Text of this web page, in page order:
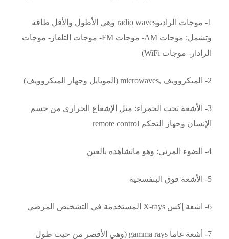
1- موجات الراديوradio waves وهي الأطول والأقل طاقة
وتشمل: موجات AM- موجات FM- موجات التلفاز- موجات
الرادار- موجات WiFi)
2- الميكروويف ,microwaves (الموبايل وجهاز الميكروويف)
3- الأشعة تحت الحمراء: مثل الإشعاع الحراري من جسم
الإنسان وجهاز التحكم remote control
4- الضوء المرئي: وهو ماتشاهده بالعين
5- الأشعة فوق البنفسجية
6- اشعة إكس X-rays المستخدمة في التشخيص المرضي
7- أشعة غاما gamma rays (وهي الأقصر من حيث طول